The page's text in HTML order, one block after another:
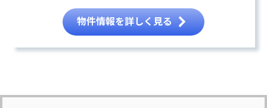
物件情報を詳しく見る